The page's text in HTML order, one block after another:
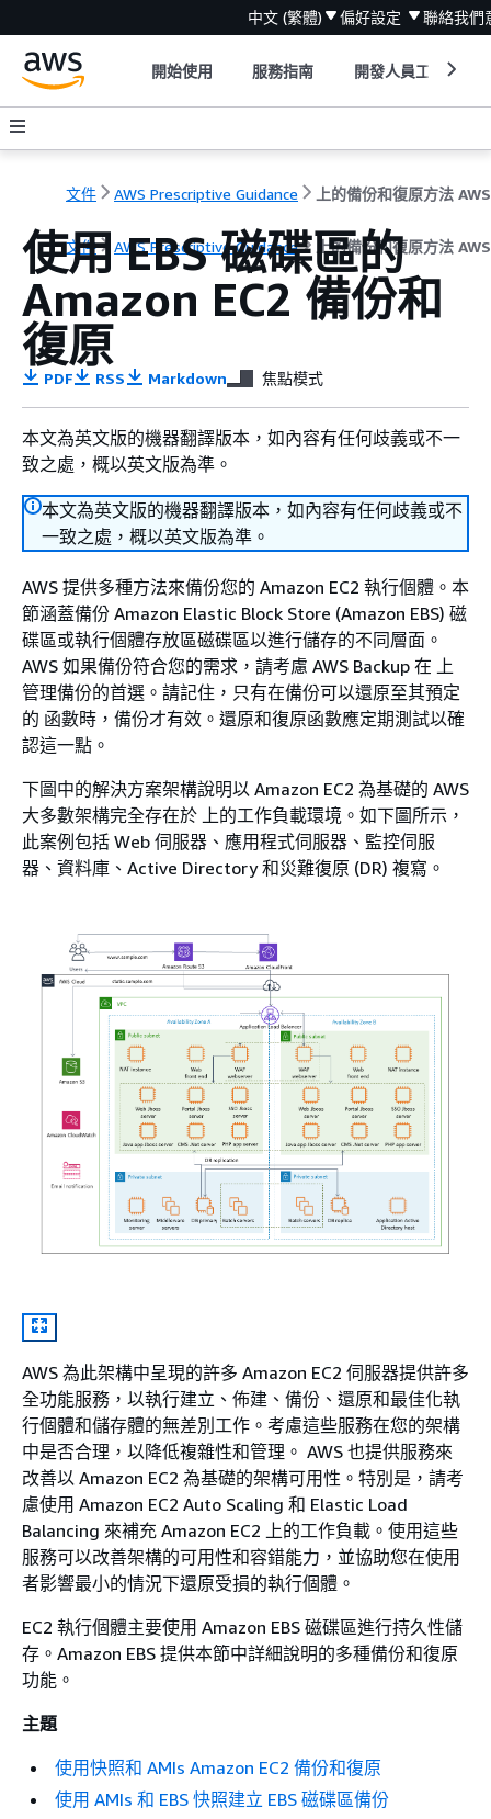
中文 (繁體) 偏好設定 聯絡我們
開始使用 服務指南 開發人員工具
文件 AWS Prescriptive Guidance 上的備份和復原方法 AWS
文件 AWS Prescriptive Guidance 上的備份和復原方法 AWS
使用 EBS 磁碟區的
Amazon EC2 備份和
復原
PDF RSS Markdown 焦點模式
本文為英文版的機器翻譯版本，如內容有任何歧義或不一
致之處，概以英文版為準。
本文為英文版的機器翻譯版本，如內容有任何歧義或不
一致之處，概以英文版為準。
AWS 提供多種方法來備份您的 Amazon EC2 執行個體。本
節涵蓋備份 Amazon Elastic Block Store (Amazon EBS) 磁
碟區或執行個體存放區磁碟區以進行儲存的不同層面。
AWS 如果備份符合您的需求，請考慮 AWS Backup 在 上
管理備份的首選。請記住，只有在備份可以還原至其預定
的 函數時，備份才有效。還原和復原函數應定期測試以確
認這一點。
下圖中的解決方案架構說明以 Amazon EC2 為基礎的 AWS
大多數架構完全存在於 上的工作負載環境。如下圖所示，
此案例包括 Web 伺服器、應用程式伺服器、監控伺服
器、資料庫、Active Directory 和災難復原 (DR) 複寫。
AWS 為此架構中呈現的許多 Amazon EC2 伺服器提供許多
全功能服務，以執行建立、佈建、備份、還原和最佳化執
行個體和儲存體的無差別工作。考慮這些服務在您的架構
中是否合理，以降低複雜性和管理。 AWS 也提供服務來
改善以 Amazon EC2 為基礎的架構可用性。特別是，請考
慮使用 Amazon EC2 Auto Scaling 和 Elastic Load
Balancing 來補充 Amazon EC2 上的工作負載。使用這些
服務可以改善架構的可用性和容錯能力，並協助您在使用
者影響最小的情況下還原受損的執行個體。
EC2 執行個體主要使用 Amazon EBS 磁碟區進行持久性儲
存。Amazon EBS 提供本節中詳細說明的多種備份和復原
功能。
主題
使用快照和 AMIs Amazon EC2 備份和復原
使用 AMIs 和 EBS 快照建立 EBS 磁碟區備份